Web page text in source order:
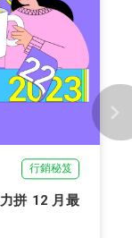
行銷秘笈
拼 12 月最